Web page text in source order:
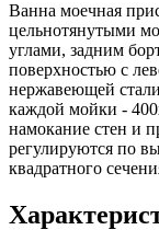
Ванна моечная
цельнотянутыми
углами, задним
поверхностью с
нержавеющей
каждой мойки -
намокание стен и
регулируются по
квадратного